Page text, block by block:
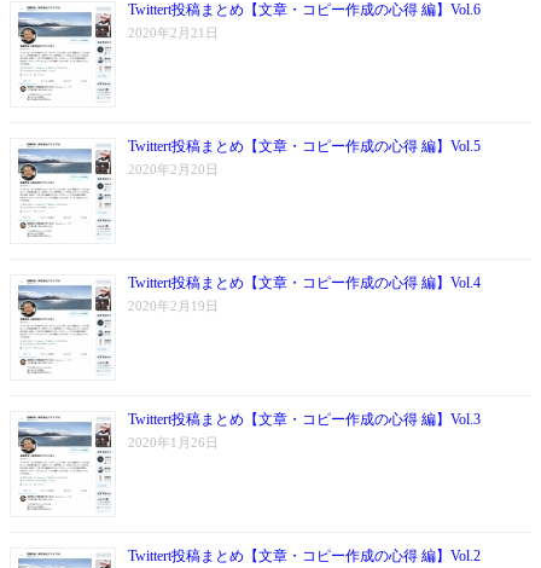
Twittert投稿まとめ【文章・コピー作成の心得 編】Vol.6
2020年2月21日
Twittert投稿まとめ【文章・コピー作成の心得 編】Vol.5
2020年2月20日
Twittert投稿まとめ【文章・コピー作成の心得 編】Vol.4
2020年2月19日
Twittert投稿まとめ【文章・コピー作成の心得 編】Vol.3
2020年1月26日
Twittert投稿まとめ【文章・コピー作成の心得 編】Vol.2